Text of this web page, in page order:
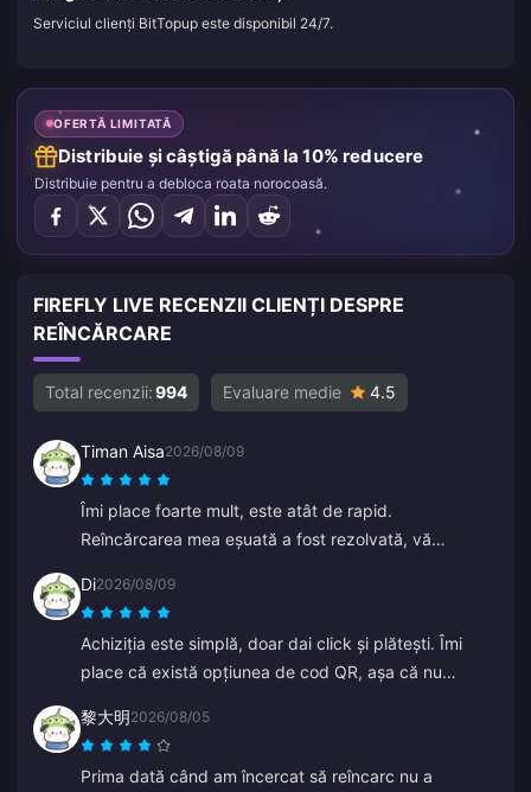
Serviciul clienți BitTopup este disponibil 24/7.
OFERTĂ LIMITATĂ
Distribuie și câștigă până la 10% reducere
Distribuie pentru a debloca roata norocoasă.
FIREFLY LIVE RECENZII CLIENȚI DESPRE
REÎNCĂRCARE
Total recenzii:994 Evaluare medie 4.5
Timan Aisa2026/08/09
Îmi place foarte mult, este atât de rapid.
Reîncărcarea mea eșuată a fost rezolvată, vă
Di2026/08/09
Achiziția este simplă, doar dai click și plătești. Îmi
place că există opțiunea de cod QR, așa că nu
黎大明2026/08/05
Prima dată când am încercat să reîncarc nu a